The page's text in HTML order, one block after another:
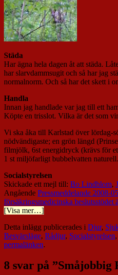
Städa
Har ägna hela dagen åt att städa.
har slarvdammsugit och så har jag
normalnorm. Och så har det skett i
Handla
Innan jag handlade var jag till ett
Köpte en trisslot. Vilka är det som
Vi ska åka till Karlstad över lördag-
nödvändigaste; en grön längd
filmjölk, 6st energidryck (krävs för
1 st miljöfarligt bubbelvatten naturell.
Socialstyrelsen
Skickade ett mejl till: Bo Lindblom,
Angående Pressmeddelande 2008-
försäkringsmedicinska beslutsstödet
[Visa mer…]
Detta inlägg publicerades i Djur,
Besvärsläge, Rådjur, Socialstyrelsen,
permalänken.
8 svar på ”Småjobbig